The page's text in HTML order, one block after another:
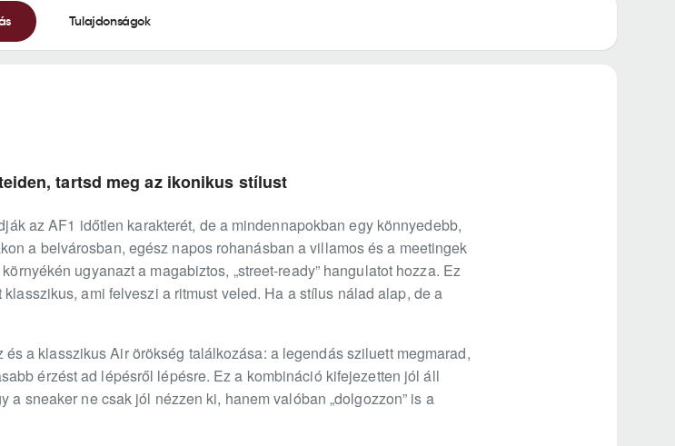
Tulajdonságok
tartsd meg az ikonikus stílust
az AF1 időtlen karakterét, de a mindennapokban egy könnyedebb,
a belvárosban, egész napos rohanásban a villamos és a meetingek
ugyanazt a magabiztos, „street-ready” hangulatot hozza. Ez
ami felveszi a ritmust veled. Ha a stílus nálad alap, de a
a klasszikus Air örökség találkozása: a legendás sziluett megmarad,
érzést ad lépésről lépésre. Ez a kombináció kifejezetten jól áll
sneaker ne csak jól nézzen ki, hanem valóban „dolgozzon” is a